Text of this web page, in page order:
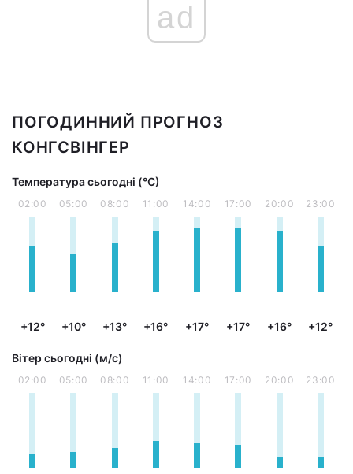
ad
ПОГОДИННИЙ ПРОГНОЗ
КОНГСВІНГЕР
Температура сьогодні (°С)
02:00
+12°
05:00
+10°
08:00
+13°
11:00
+16°
14:00
+17°
17:00
+17°
20:00
+16°
23:00
+12°
Вітер сьогодні (м/с)
02:00 05:00 08:00 11:00 14:00 17:00 20:00 23:00